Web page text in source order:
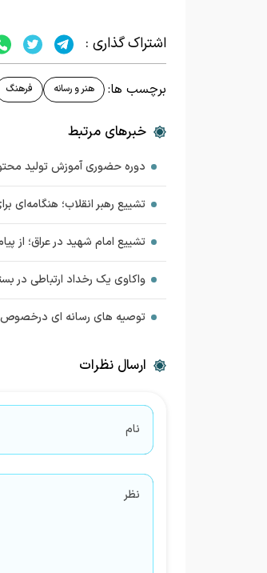
اشتراک گذاری :
برچسب ها: هنر و رسانه فرهنگ
خبرهای مرتبط
دوره حضوری آموزش تولید محتوا
تشییع رهبر انقلاب؛ هنگامه‌ای
تشییع امام شهید در عراق؛
واکاوی یک رخداد ارتباطی در
توصیه های رسانه ای درخصوص
ارسال نظرات